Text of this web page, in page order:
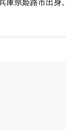
庫県姫路市出身。